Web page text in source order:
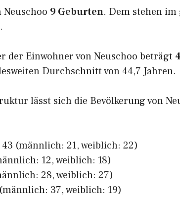
Neuschoo 9 Geburten. Dem stehen im
der Einwohner von Neuschoo beträgt
Durchschnitt von 44,7 Jahren.
lässt sich die Bevölkerung von
(männlich: 21, weiblich: 22)
12, weiblich: 18)
28, weiblich: 27)
37, weiblich: 19)